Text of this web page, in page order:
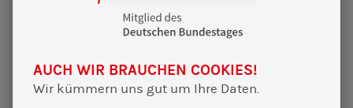
überall in Deutschland die Menschen an der Energiewende
arbeiten, müssen wir hier über Anträge diskutieren, die
(Karsten Hilse [AfD]: Niemand arbeitet an der
Energiewende! Schwachsinn! Alles gezwungenermaßen!
AUCH WIR BRAUCHEN COOKIES!
Wir kümmern uns gut um Ihre Daten.